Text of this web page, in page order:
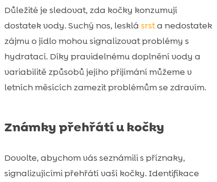
Důležité je sledovat, zda kočky konzumují
dostatek vody. Suchý nos, lesklá srsta nedostatek
zájmu o jídlo mohou signalizovat problémy s
hydratací. Díky pravidelnému doplnění vody a
variabilitě způsobů jejího přijímání můžeme v
letních měsících zamezit problémům se zdravím.
Známky přehřátí u kočky
Dovolte, abychom vás seznámili s příznaky,
signalizujícími přehřátí vaší kočky. Identifikace